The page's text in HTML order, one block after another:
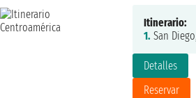
Detalles
Reservar
Itinerario:
1. San